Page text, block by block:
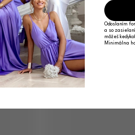
Odoslaním
a so
môžeš
Minimálna